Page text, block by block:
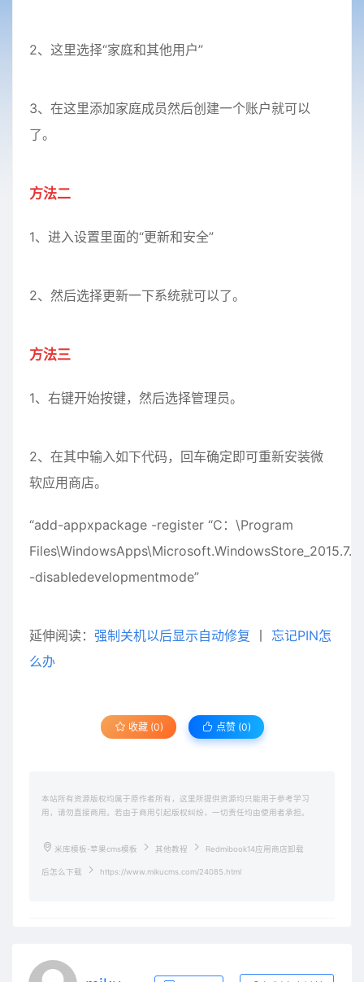
2、这里选择“家庭和其他用户”
3、在这里添加家庭成员然后创建一个账户就可以
了。
方法二
1、进入设置里面的“更新和安全”
2、然后选择更新一下系统就可以了。
方法三
1、右键开始按键，然后选择管理员。
2、在其中输入如下代码，回车确定即可重新安装微
软应用商店。
“add-appxpackage -register “C：\Program
-disabledevelopmentmode”
延伸阅读： 强制关机以后显示自动修复
忘记PIN怎
么办
收藏 (0) 点赞 (0)
本站所有资源版权均属于原作者所有，这里所提供资源均只能用于参考学习
用，请勿直接商用。若由于商用引起版权纠纷，一切责任均由使用者承担。
米库模板-苹果cms模板 其他教程 Redmibook14应用商店卸载
后怎么下载 https://www.mikucms.com/24085.html